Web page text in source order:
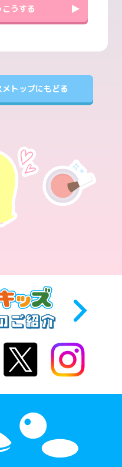
うする
トップにもどる